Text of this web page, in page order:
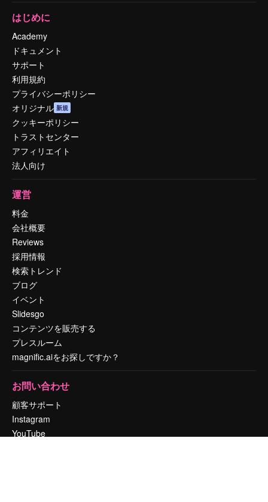
はじめに
Academy
ドキュメント
サポート
利用規約
プライバシーポリシー
オリジナル 新規
クッキーポリシー
トラストセンター
アフィリエイト
法人向け
運営
料金
会社概要
Reviews
採用情報
検索トレンド
ブログ
イベント
Slidesgo
コンテンツを販売する
プレスルーム
magnific.aiをお探しですか？
お問い合わせ
顧客サポート
Instagram
YouTube